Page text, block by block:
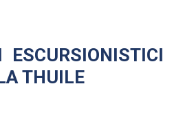
ESCURSIONISTICI
THUILE